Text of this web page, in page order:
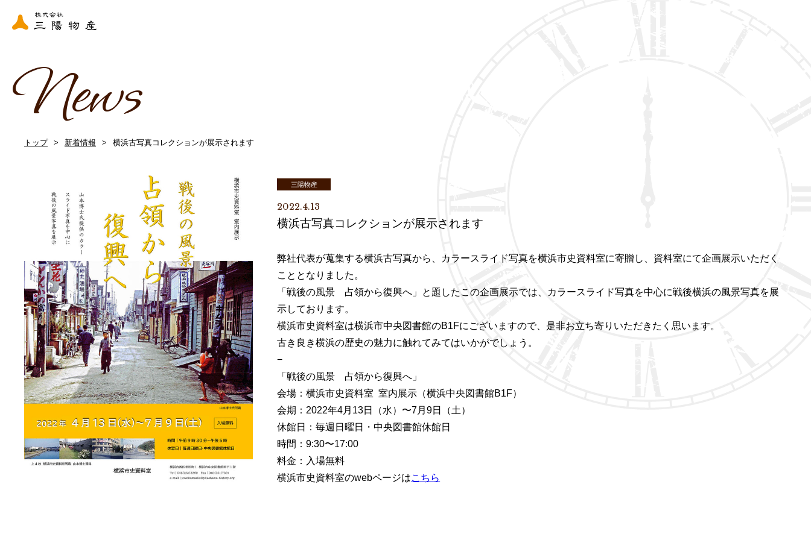
News
トップ 新着情報 横浜古写真コレクションが展示されます
三陽物産
2022.4.13
横浜古写真コレクションが展示されます
弊社代表が蒐集する横浜古写真から、カラースライド写真を横浜市史資料室に寄贈し、資料室にて企画展示いただく
こととなりました。
「戦後の風景 占領から復興へ」と題したこの企画展示では、カラースライド写真を中心に戦後横浜の風景写真を展
示しております。
横浜市史資料室は横浜市中央図書館のB1Fにございますので、是非お立ち寄りいただきたく思います。
古き良き横浜の歴史の魅力に触れてみてはいかがでしょう。
−
「戦後の風景 占領から復興へ」
会場：横浜市史資料室 室内展示（横浜中央図書館B1F）
会期：2022年4月13日（水）〜7月9日（土）
休館日：毎週日曜日・中央図書館休館日
時間：9:30〜17:00
料金：入場無料
横浜市史資料室のwebページはこちら